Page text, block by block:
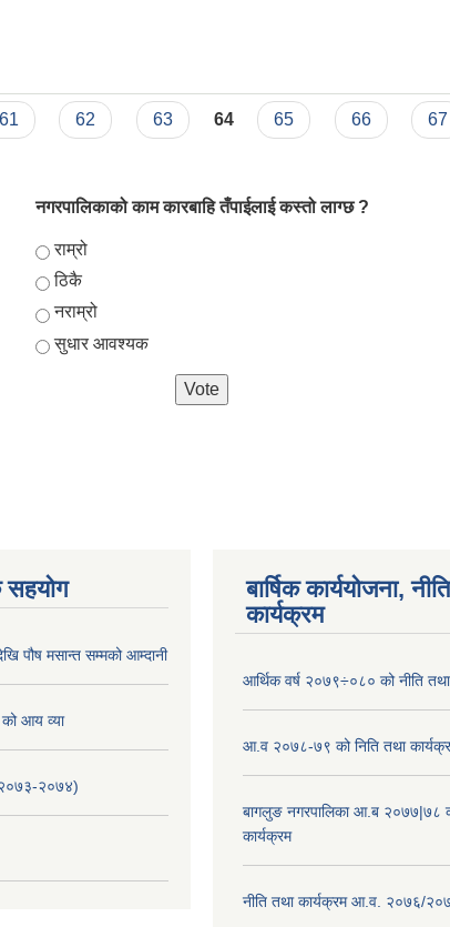
61 62 63 64 65 66 67
नगरपालिकाको काम कारबाहि तँपाईलाई कस्तो लाग्छ ?
Choices
राम्रो
ठिकै
नराम्रो
सुधार आवश्यक
सहयोग
पौष मसान्त सम्मको आम्दानी
आय व्या
२०७४)
बार्षिक कार्ययोजना,
कार्यक्रम
आर्थिक वर्ष २०७९÷०८० को नीति
आ.व २०७८-७९ को निति तथा
बागलुङ नगरपालिका आ.ब २०७७|७८
कार्यक्रम
नीति तथा कार्यक्रम आ.व. २०७६/